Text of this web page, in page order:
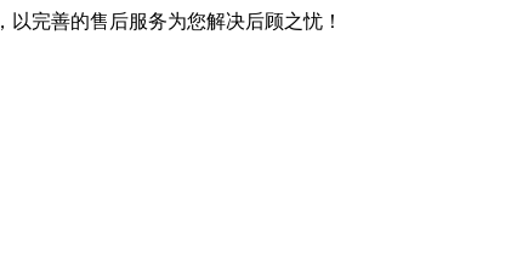
提供产品，以完善的售后服务为您解决后顾之忧！